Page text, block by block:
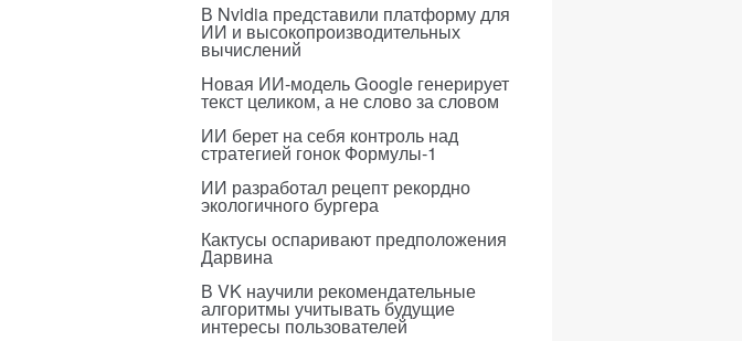
В Nvidia представили платформу для
ИИ и высокопроизводительных
вычислений
Новая ИИ-модель Google генерирует
текст целиком, а не слово за словом
ИИ берет на себя контроль над
стратегией гонок Формулы-1
ИИ разработал рецепт рекордно
экологичного бургера
Кактусы оспаривают предположения
Дарвина
В VK научили рекомендательные
алгоритмы учитывать будущие
интересы пользователей